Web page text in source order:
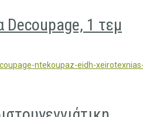
Decoupage, 1 τεμ